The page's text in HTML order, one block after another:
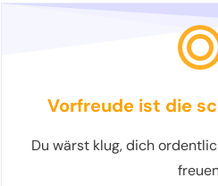
Vorfreude ist die
Du wärst klug, dich